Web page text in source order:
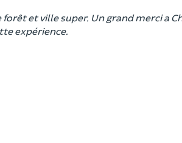
forêt et ville super. Un grand merci a
expérience.